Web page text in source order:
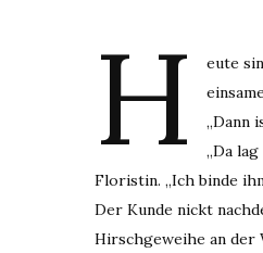
H
eute
„Dann
„Da
Floristin. „Ich binde
Der Kunde nickt
Hirschgeweihe an der